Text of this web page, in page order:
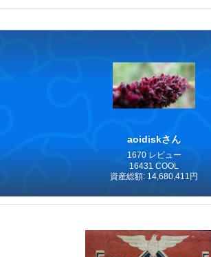
aoidiskさん
1670 レビュー
16431 COOL
資産総額: 14,680,411円